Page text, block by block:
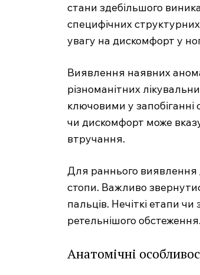
стани здебільшого
специфічних
увагу на дискомфорт у
Виявлення наявних
різноманітних
ключовими у
чи дискомфорт може
втручання.
Для раннього виявлення
стопи. Важливо
пальців. Нечіткі етапи
ретельнішого обстеження.
Анатомічні